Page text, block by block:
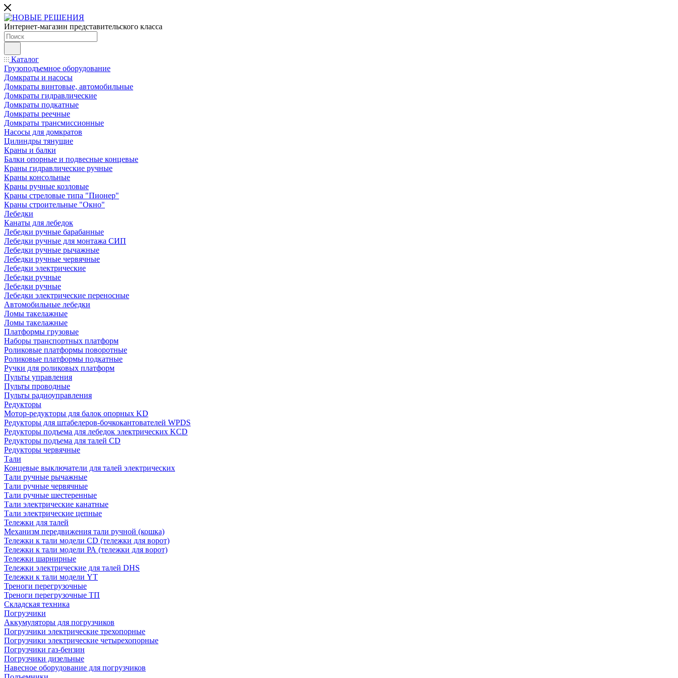
Интернет-магазин представительского класса
Каталог
Грузоподъемное оборудование
Домкраты и насосы
Домкраты винтовые, автомобильные
Домкраты гидравлические
Домкраты подкатные
Домкраты реечные
Домкраты трансмиссионные
Насосы для домкратов
Цилиндры тянущие
Краны и балки
Балки опорные и подвесные концевые
Краны гидравлические ручные
Краны консольные
Краны ручные козловые
Краны стреловые типа "Пионер"
Краны строительные "Окно"
Лебедки
Канаты для лебедок
Лебедки ручные барабанные
Лебедки ручные для монтажа СИП
Лебедки ручные рычажные
Лебедки ручные червячные
Лебедки электрические
Лебедки ручные
Лебедки ручные
Лебедки электрические переносные
Автомобильные лебедки
Ломы такелажные
Ломы такелажные
Платформы грузовые
Наборы транспортных платформ
Роликовые платформы поворотные
Роликовые платформы подкатные
Ручки для роликовых платформ
Пульты управления
Пульты проводные
Пульты радиоуправления
Редукторы
Мотор-редукторы для балок опорных KD
Редукторы для штабелеров-бочкокантователей WPDS
Редукторы подъема для лебедок электрических KCD
Редукторы подъема для талей CD
Редукторы червячные
Тали
Концевые выключатели для талей электрических
Тали ручные рычажные
Тали ручные червячные
Тали ручные шестеренные
Тали электрические канатные
Тали электрические цепные
Тележки для талей
Механизм передвижения тали ручной (кошка)
Тележки к тали модели CD (тележки для ворот)
Тележки к тали модели РА (тележки для ворот)
Тележки шарнирные
Тележки электрические для талей DHS
Тележки к тали модели YT
Треноги перегрузочные
Треноги перегрузочные ТП
Складская техника
Погрузчики
Аккумуляторы для погрузчиков
Погрузчики электрические трехопорные
Погрузчики электрические четырехопорные
Погрузчики газ-бензин
Погрузчики дизельные
Навесное оборудование для погрузчиков